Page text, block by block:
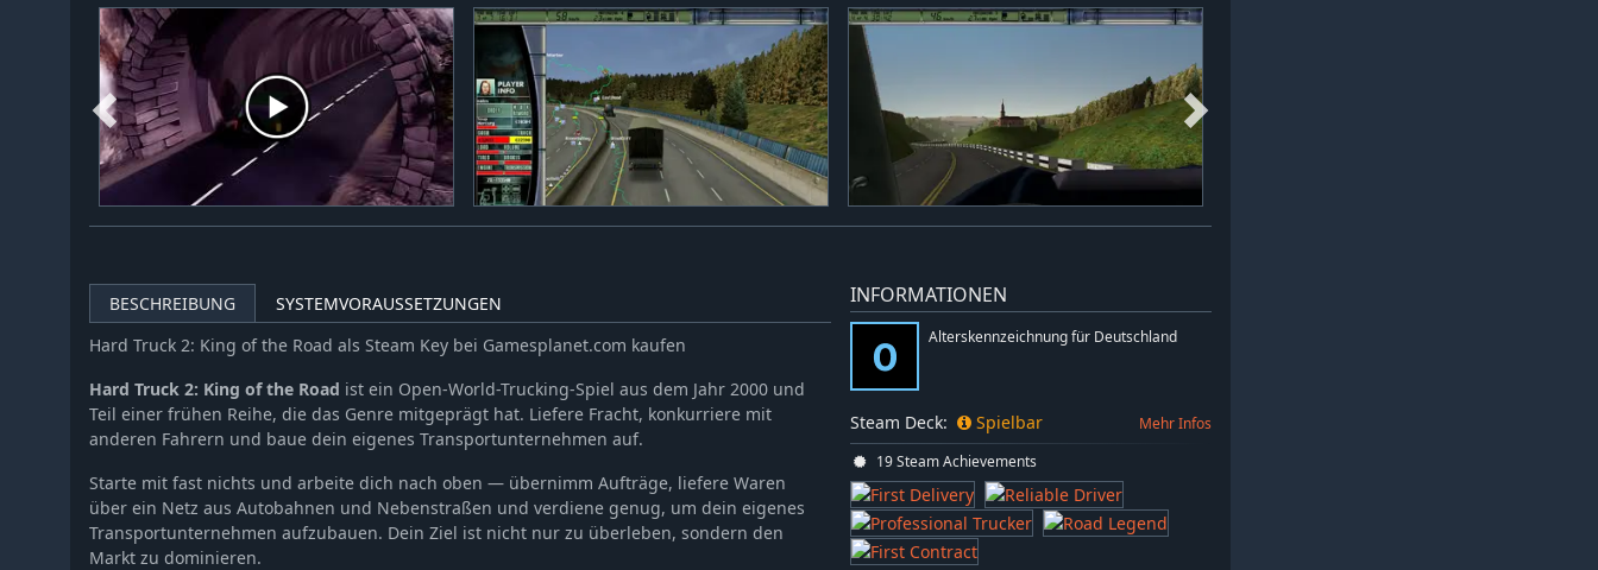
BESCHREIBUNG
SYSTEMVORAUSSETZUNGEN
Hard Truck 2: King of the Road als Steam Key bei Gamesplanet.com kaufen
Hard Truck 2: King of the Road ist ein Open-World-Trucking-Spiel aus dem Jahr 2000 und
Teil einer frühen Reihe, die das Genre mitgeprägt hat. Liefere Fracht, konkurriere mit
anderen Fahrern und baue dein eigenes Transportunternehmen auf.
Starte mit fast nichts und arbeite dich nach oben — übernimm Aufträge, liefere Waren
über ein Netz aus Autobahnen und Nebenstraßen und verdiene genug, um dein eigenes
Transportunternehmen aufzubauen. Dein Ziel ist nicht nur zu überleben, sondern den
Markt zu dominieren.
INFORMATIONEN
Alterskennzeichnung für Deutschland
Steam Deck: Spielbar Mehr Infos
19 Steam Achievements